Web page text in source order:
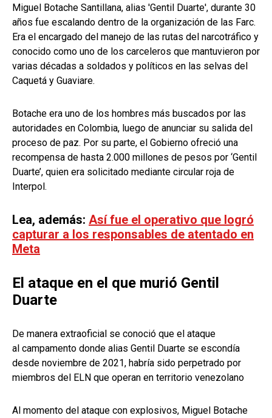
Miguel Botache Santillana, alias 'Gentil Duarte', durante 30
años fue escalando dentro de la organización de las Farc.
Era el encargado del manejo de las rutas del narcotráfico y
conocido como uno de los carceleros que mantuvieron por
varias décadas a soldados y políticos en las selvas del
Caquetá y Guaviare.
Botache era uno de los hombres más buscados por las
autoridades en Colombia, luego de anunciar su salida del
proceso de paz. Por su parte, el Gobierno ofreció una
recompensa de hasta 2.000 millones de pesos por ‘Gentil
Duarte’, quien era solicitado mediante circular roja de
Interpol.
Lea, además: Así fue el operativo que logró
capturar a los responsables de atentado en
Meta
El ataque en el que murió Gentil
Duarte
De manera extraoficial se conoció que el ataque
al campamento donde alias Gentil Duarte se escondía
desde noviembre de 2021, habría sido perpetrado por
miembros del ELN que operan en territorio venezolano
Al momento del ataque con explosivos, Miguel Botache